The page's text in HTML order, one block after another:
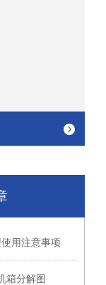
用注意事项
箱分解图